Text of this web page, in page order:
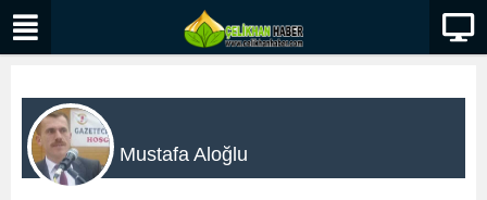
Mustafa Aloğlu